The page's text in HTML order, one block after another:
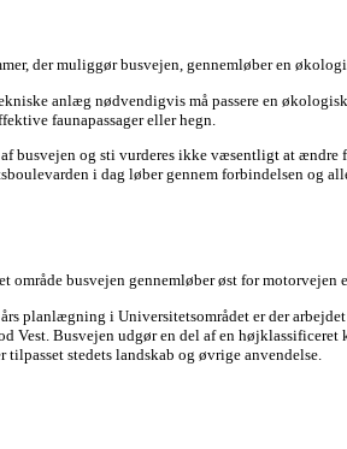
der muliggør busvejen, gennemløber en
anlæg nødvendigvis må passere en
faunapassager eller hegn.
busvejen og sti vurderes ikke væsentligt at
i dag løber gennem forbindelsen og
område busvejen gennemløber øst for motorvejen
års planlægning i Universitetsområdet er der
Vest. Busvejen udgør en del af en
tilpasset stedets landskab og øvrige anvendelse.